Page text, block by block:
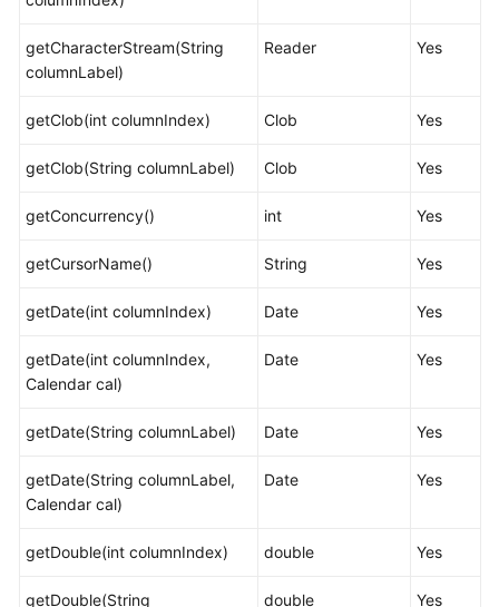
南
中
式
8.x）
开
_V2.0-
3.x）
数
库
系
概
getCharacterStream(String
columnLabel)
Reader Yes
getClob(int columnIndex) Clob Yes
getClob(String columnLabel) Clob Yes
getConcurrency() int Yes
getCursorName() String Yes
getDate(int columnIndex) Date Yes
getDate(int columnIndex,
Calendar cal)
Date Yes
getDate(String columnLabel) Date Yes
getDate(String columnLabel,
Calendar cal)
Date Yes
getDouble(int columnIndex) double Yes
getDouble(String
double Yes